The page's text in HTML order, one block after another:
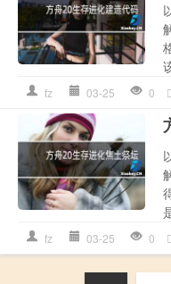
fz 03-25 0
fz 03-25 0